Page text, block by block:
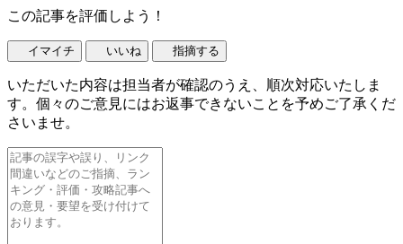
この記事を評価しよう！
イマイチ いいね 指摘する
いただいた内容は担当者が確認のうえ、順次対応いたしま
す。個々のご意見にはお返事できないことを予めご了承くだ
さいませ。